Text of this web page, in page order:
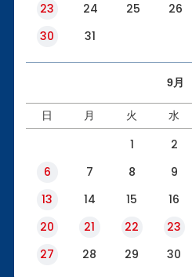
23
24 25 26
30
31
9月
日 月 火 水
1 2
6
7 8 9
13
14 15 16
20
21 22 23
27
28 29 30